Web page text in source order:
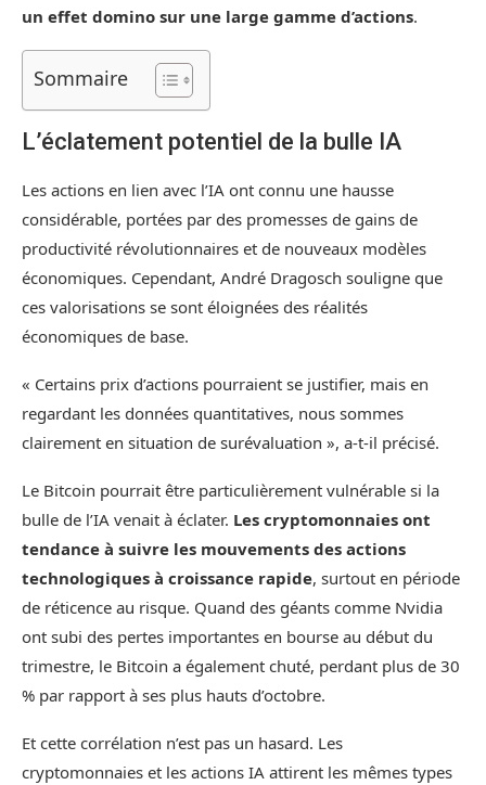
un effet domino sur une large gamme d’actions.
Sommaire
L’éclatement potentiel de la bulle IA
Les actions en lien avec l’IA ont connu une hausse
considérable, portées par des promesses de gains de
productivité révolutionnaires et de nouveaux modèles
économiques. Cependant, André Dragosch souligne que
ces valorisations se sont éloignées des réalités
économiques de base.
« Certains prix d’actions pourraient se justifier, mais en
regardant les données quantitatives, nous sommes
clairement en situation de surévaluation », a-t-il précisé.
Le Bitcoin pourrait être particulièrement vulnérable si la
bulle de l’IA venait à éclater. Les cryptomonnaies ont
tendance à suivre les mouvements des actions
technologiques à croissance rapide, surtout en période
de réticence au risque. Quand des géants comme Nvidia
ont subi des pertes importantes en bourse au début du
trimestre, le Bitcoin a également chuté, perdant plus de 30
% par rapport à ses plus hauts d’octobre.
Et cette corrélation n’est pas un hasard. Les
cryptomonnaies et les actions IA attirent les mêmes types